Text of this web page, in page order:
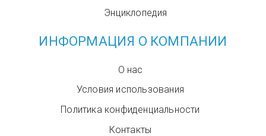
Энциклопедия
ИНФОРМАЦИЯ О КОМПАНИИ
О нас
Условия использования
Политика конфиденциальности
Контакты